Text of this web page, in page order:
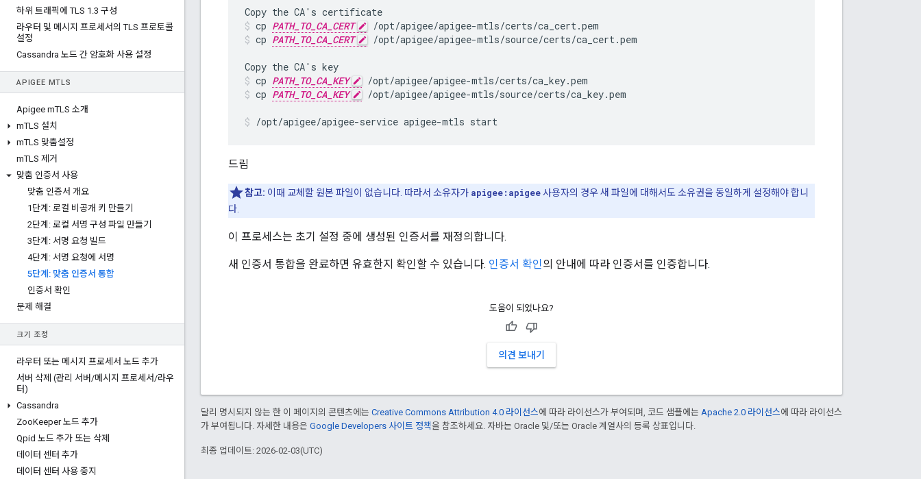
하위 트래픽에 TLS 1 .3 구성
라우터 및 메시지 프로세서의 TLS 프로토콜
설정
Cassandra 노드 간 암호화 사용 설정
APIGEE MTLS
Apigee mTLS 소개
mTLS 설치
mTLS 맞춤설정
mTLS 제거
맞춤 인증서 사용
맞춤 인증서 개요
1단계: 로컬 비공개 키 만들기
2단계: 로컬 서명 구성 파일 만들기
3단계: 서명 요청 빌드
4단계: 서명 요청에 서명
5단계: 맞춤 인증서 통합
인증서 확인
문제 해결
크기 조정
라우터 또는 메시지 프로세서 노드 추가
서버 삭제 (관리 서버 /메시지 프로세서/라우
터)
Cassandra
ZooKeeper 노드 추가
Qpid 노드 추가 또는 삭제
데이터 센터 추가
데이터 센터 사용 중지
cp PATH_TO_CA_CERT
/opt/apigee/apigee-mtls/certs/ca_cert.pem
cp PATH_TO_CA_CERT /opt/apigee/apigee-mtls/source/certs/ca_cert.pem
cp PATH_TO_CA_KEY
/opt/apigee/apigee-mtls/certs/ca_key.pem
cp PATH_TO_CA_KEY /opt/apigee/apigee-mtls/source/certs/ca_key.pem
/opt/apigee/apigee-service apigee-mtls start
드림
참고: 이때 교체할 원본 파일이 없습니다. 따라서 소유자가 apigee:apigee 사용자의 경우 새 파일에 대해서도 소유권을 동일하게 설정해야 합니
다.
이 프로세스는 초기 설정 중에 생성된 인증서를 재정의합니다.
새 인증서 통합을 완료하면 유효한지 확인할 수 있습니다. 인증서 확인의 안내에 따라 인증서를 인증합니다.
도움이 되었나요?
의견 보내기
달리 명시되지 않는 한 이 페이지의 콘텐츠에는 Creative Commons Attribution 4.0 라이선스에 따라 라이선스가 부여되며, 코드 샘플에는 Apache 2.0 라이선스에 따라 라이선스
가 부여됩니다. 자세한 내용은 Google Developers 사이트 정책을 참조하세요. 자바는 Oracle 및/또는 Oracle 계열사의 등록 상표입니다.
최종 업데이트: 2026-02-03(UTC)